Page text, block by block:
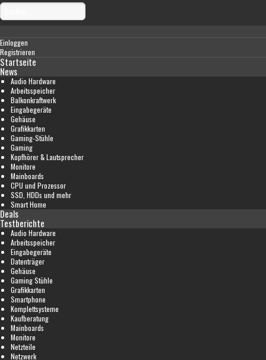
Einloggen
Registrieren
Startseite
News
Audio Hardware
Arbeitsspeicher
Balkonkraftwerk
Eingabegeräte
Gehäuse
Grafikkarten
Gaming-Stühle
Gaming
Kopfhörer & Lautsprecher
Monitore
Mainboards
CPU und Prozessor
SSD, HDDs und mehr
Smart Home
Deals
Testberichte
Audio Hardware
Arbeitsspeicher
Eingabegeräte
Datenträger
Gehäuse
Gaming Stühle
Grafikkarten
Smartphone
Komplettsysteme
Kaufberatung
Mainboards
Monitore
Netzteile
Netzwerk